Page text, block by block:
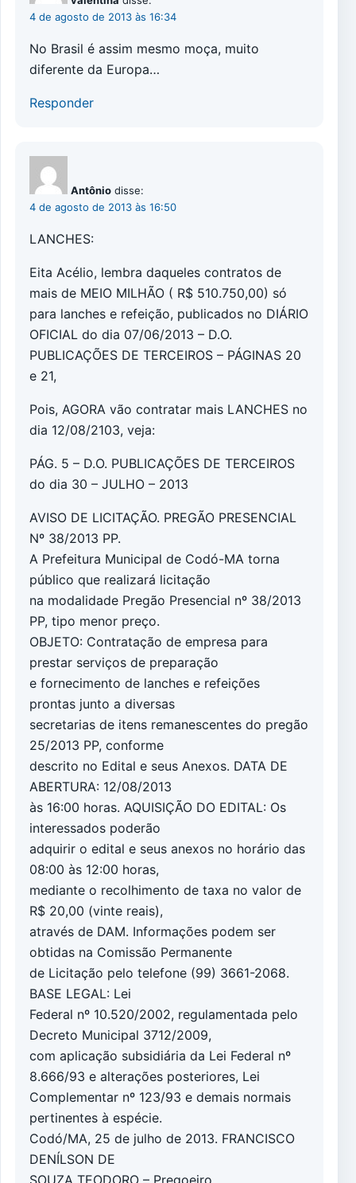
4 de agosto de 2013 às 16:34
No Brasil é assim mesmo moça, muito
diferente da Europa…
Responder
Antônio disse:
4 de agosto de 2013 às 16:50
LANCHES:
Eita Acélio, lembra daqueles contratos de
mais de MEIO MILHÃO ( R$ 510.750,00) só
para lanches e refeição, publicados no DIÁRIO
OFICIAL do dia 07/06/2013 – D.O.
PUBLICAÇÕES DE TERCEIROS – PÁGINAS 20
e 21,
Pois, AGORA vão contratar mais LANCHES no
dia 12/08/2103, veja:
PÁG. 5 – D.O. PUBLICAÇÕES DE TERCEIROS
do dia 30 – JULHO – 2013
AVISO DE LICITAÇÃO. PREGÃO PRESENCIAL
Nº 38/2013 PP.
A Prefeitura Municipal de Codó-MA torna
público que realizará licitação
na modalidade Pregão Presencial nº 38/2013
PP, tipo menor preço.
OBJETO: Contratação de empresa para
prestar serviços de preparação
e fornecimento de lanches e refeições
prontas junto a diversas
secretarias de itens remanescentes do pregão
25/2013 PP, conforme
descrito no Edital e seus Anexos. DATA DE
ABERTURA: 12/08/2013
às 16:00 horas. AQUISIÇÃO DO EDITAL: Os
interessados poderão
adquirir o edital e seus anexos no horário das
08:00 às 12:00 horas,
mediante o recolhimento de taxa no valor de
R$ 20,00 (vinte reais),
através de DAM. Informações podem ser
obtidas na Comissão Permanente
de Licitação pelo telefone (99) 3661-2068.
BASE LEGAL: Lei
Federal nº 10.520/2002, regulamentada pelo
Decreto Municipal 3712/2009,
com aplicação subsidiária da Lei Federal nº
8.666/93 e alterações posteriores, Lei
Complementar nº 123/93 e demais normais
pertinentes à espécie.
Codó/MA, 25 de julho de 2013. FRANCISCO
DENÍLSON DE